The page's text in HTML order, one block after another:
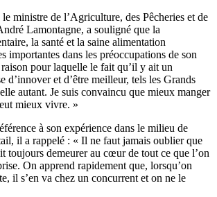
ministre de l’Agriculture, des Pêcheries et de
Lamontagne, a souligné que la
la santé et la saine alimentation
importantes dans les préoccupations de son
pour laquelle le fait qu’il y ait un
d’innover et d’être meilleur, tels les Grands
autant. Je suis convaincu que mieux manger
mieux vivre. »
à son expérience dans le milieu de
il a rappelé : « Il ne faut jamais oublier que
toujours demeurer au cœur de tout ce que l’on
On apprend rapidement que, lorsqu’on
il s’en va chez un concurrent et on ne le